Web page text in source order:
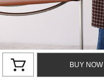
BUY NOW